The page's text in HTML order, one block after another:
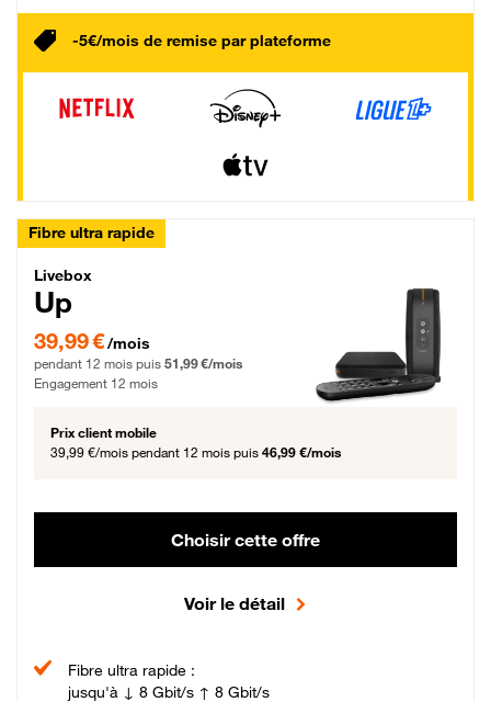
-5€/mois de remise par plateforme
Fibre ultra rapide
Livebox Up Fibre
Livebox
Up
39,99 € par mois pendant 12 mois puis 51,99 € par mois, Engagement 12 mois
39,99 €/mois
pendant 12 mois puis 51,99 €/mois
Engagement 12 mois
Prix client mobile
39,99 €/mois pendant 12 mois puis 46,99 €/mois
Choisir cette offre
Voir le détail
Fibre ultra rapide :
jusqu'à ↓ 8 Gbit/s ↑ 8 Gbit/s